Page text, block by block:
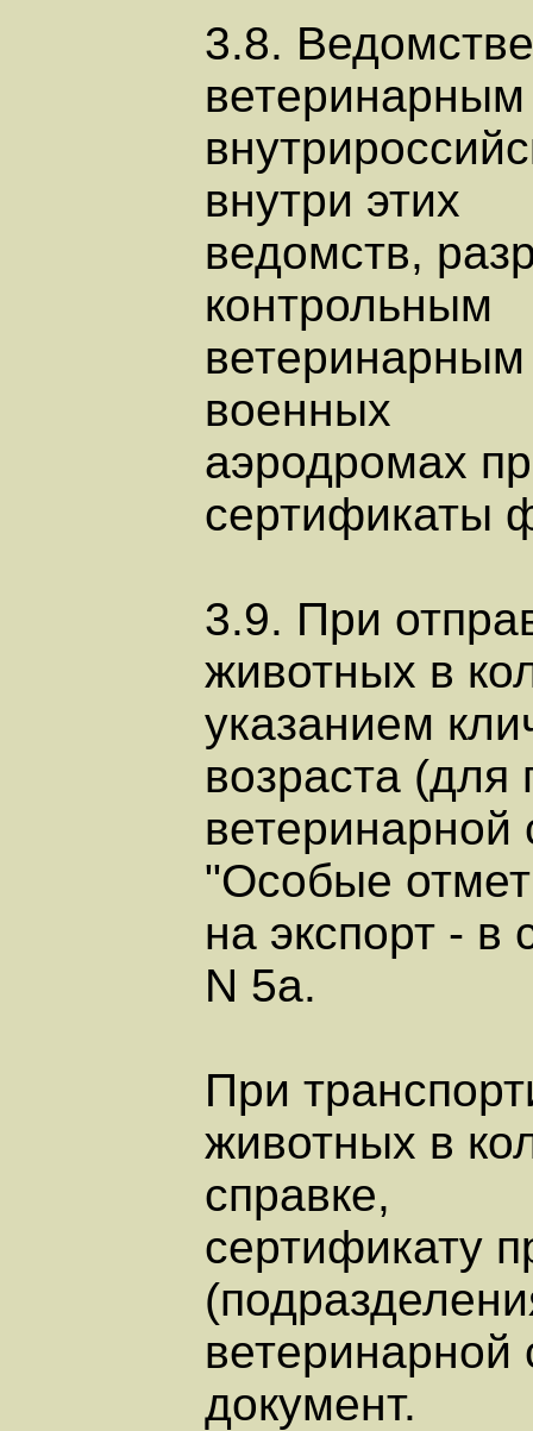
3.8.
внутри этих
ведомств,
контрольным
военных
аэродромах
сертификаты
3.9. При
животных в
указанием
возраста
"Особые
на экспорт -
N 5а.
При
животных в
справке,
сертификату
документ.